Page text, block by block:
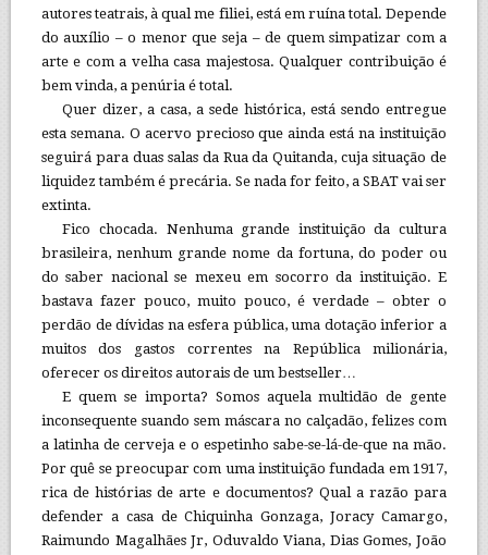
autores teatrais, à qual me filiei, está em ruína total. Depende
do auxílio – o menor que seja – de quem simpatizar com a
arte e com a velha casa majestosa. Qualquer contribuição é
bem vinda, a penúria é total.
Quer dizer, a casa, a sede histórica, está sendo entregue
esta semana. O acervo precioso que ainda está na instituição
seguirá para duas salas da Rua da Quitanda, cuja situação de
liquidez também é precária. Se nada for feito, a SBAT vai ser
extinta.
Fico chocada. Nenhuma grande instituição da cultura
brasileira, nenhum grande nome da fortuna, do poder ou
do saber nacional se mexeu em socorro da instituição. E
bastava fazer pouco, muito pouco, é verdade – obter o
perdão de dívidas na esfera pública, uma dotação inferior a
muitos dos gastos correntes na República milionária,
oferecer os direitos autorais de um bestseller…
E quem se importa? Somos aquela multidão de gente
inconsequente suando sem máscara no calçadão, felizes com
a latinha de cerveja e o espetinho sabe-se-lá-de-que na mão.
Por quê se preocupar com uma instituição fundada em 1917,
rica de histórias de arte e documentos? Qual a razão para
defender a casa de Chiquinha Gonzaga, Joracy Camargo,
Raimundo Magalhães Jr, Oduvaldo Viana, Dias Gomes, João